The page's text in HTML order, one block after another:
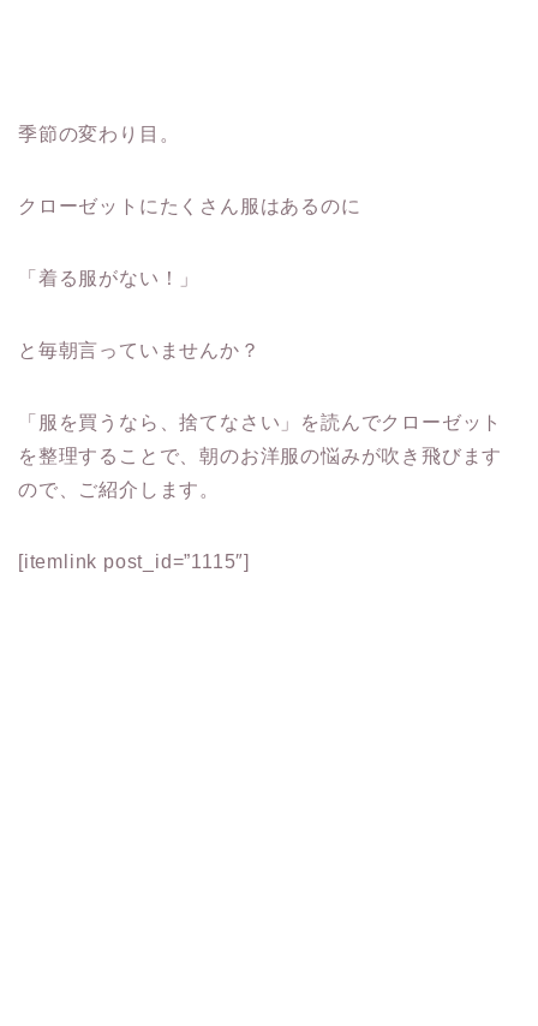
季節の変わり目。
クローゼットにたくさん服はあるのに
「着る服がない！」
と毎朝言っていませんか？
「服を買うなら、捨てなさい」を読んでクローゼット
を整理することで、朝のお洋服の悩みが吹き飛びます
ので、ご紹介します。
[itemlink post_id=”1115″]